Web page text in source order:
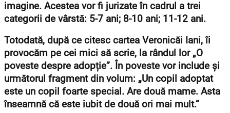
imagine. Acestea vor fi jurizate în cadrul a trei
categorii de vârstă: 5-7 ani; 8-10 ani; 11-12 ani.
Totodată, după ce citesc cartea Veronicăi Iani, îi
provocăm pe cei mici să scrie, la rândul lor „O
poveste despre adopție”. În poveste vor include și
următorul fragment din volum: „Un copil adoptat
este un copil foarte special. Are două mame. Asta
înseamnă că este iubit de două ori mai mult.”